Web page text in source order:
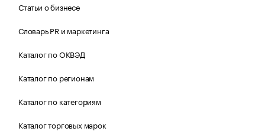
Статьи о бизнесе
Словарь PR и маркетинга
Каталог по ОКВЭД
Каталог по регионам
Каталог по категориям
Каталог торговых марок